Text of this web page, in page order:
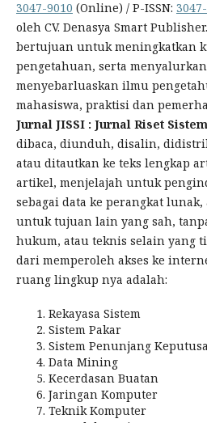
3047-9010 (Online) / P-ISSN:
oleh CV. Denasya Smart
bertujuan untuk meningkatkan
pengetahuan, serta
menyebarluaskan ilmu
mahasiswa, praktisi dan
Jurnal JISSI : Jurnal Riset
dibaca, diunduh, disalin,
atau ditautkan ke teks lengkap
artikel, menjelajah untuk
sebagai data ke perangkat
untuk tujuan lain yang sah,
hukum, atau teknis selain yang
dari memperoleh akses ke
ruang lingkup nya adalah:
Rekayasa Sistem
Sistem Pakar
Sistem Penunjang
Data Mining
Kecerdasan Buatan
Jaringan Komputer
Teknik Komputer